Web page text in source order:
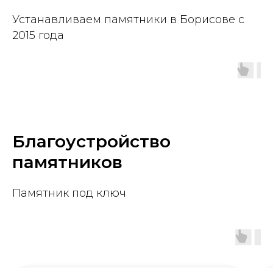
Устанавливаем памятники в Борисове с
2015 года
Благоустройство
памятников
Памятник под ключ